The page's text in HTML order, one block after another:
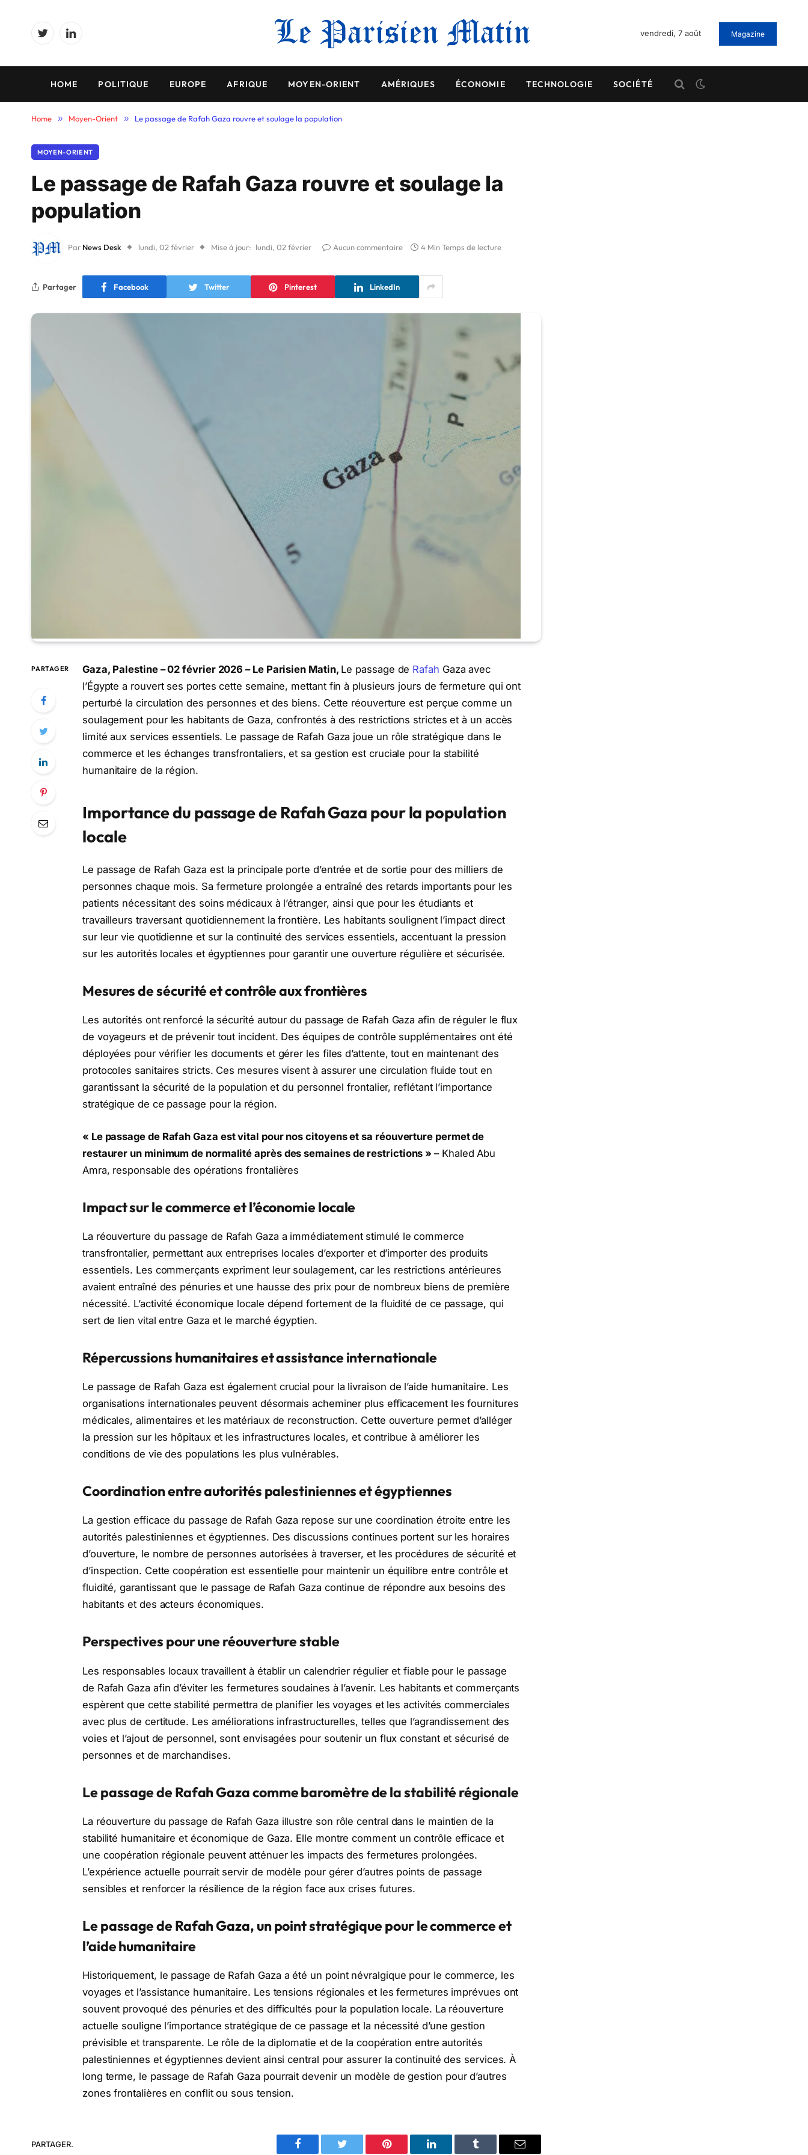
TwitterLinkedIn
vendredi, 7 août Magazine
HOME POLITIQUE EUROPE AFRIQUE MOYEN-ORIENT AMÉRIQUES ÉCONOMIE TECHNOLOGIE SOCIÉTÉ
Home » Moyen-Orient » Le passage de Rafah Gaza rouvre et soulage la population
MOYEN-ORIENT
Le passage de Rafah Gaza rouvre et soulage la
population
Par News Desk lundi, 02 février Mise à jour: lundi, 02 février Aucun commentaire 4 Min Temps de lecture
Partager Facebook Twitter Pinterest LinkedIn
PARTAGER Gaza, Palestine – 02 février 2026 – Le Parisien Matin, Le passage de Rafah Gaza avec
l’Égypte a rouvert ses portes cette semaine, mettant fin à plusieurs jours de fermeture qui ont
perturbé la circulation des personnes et des biens. Cette réouverture est perçue comme un
soulagement pour les habitants de Gaza, confrontés à des restrictions strictes et à un accès
limité aux services essentiels. Le passage de Rafah Gaza joue un rôle stratégique dans le
commerce et les échanges transfrontaliers, et sa gestion est cruciale pour la stabilité
humanitaire de la région.
Importance du passage de Rafah Gaza pour la population
locale
Le passage de Rafah Gaza est la principale porte d’entrée et de sortie pour des milliers de
personnes chaque mois. Sa fermeture prolongée a entraîné des retards importants pour les
patients nécessitant des soins médicaux à l’étranger, ainsi que pour les étudiants et
travailleurs traversant quotidiennement la frontière. Les habitants soulignent l’impact direct
sur leur vie quotidienne et sur la continuité des services essentiels, accentuant la pression
sur les autorités locales et égyptiennes pour garantir une ouverture régulière et sécurisée.
Mesures de sécurité et contrôle aux frontières
Les autorités ont renforcé la sécurité autour du passage de Rafah Gaza afin de réguler le flux
de voyageurs et de prévenir tout incident. Des équipes de contrôle supplémentaires ont été
déployées pour vérifier les documents et gérer les files d’attente, tout en maintenant des
protocoles sanitaires stricts. Ces mesures visent à assurer une circulation fluide tout en
garantissant la sécurité de la population et du personnel frontalier, reflétant l’importance
stratégique de ce passage pour la région.
« Le passage de Rafah Gaza est vital pour nos citoyens et sa réouverture permet de
restaurer un minimum de normalité après des semaines de restrictions »– Khaled Abu
Amra, responsable des opérations frontalières
Impact sur le commerce et l’économie locale
La réouverture du passage de Rafah Gaza a immédiatement stimulé le commerce
transfrontalier, permettant aux entreprises locales d’exporter et d’importer des produits
essentiels. Les commerçants expriment leur soulagement, car les restrictions antérieures
avaient entraîné des pénuries et une hausse des prix pour de nombreux biens de première
nécessité. L’activité économique locale dépend fortement de la fluidité de ce passage, qui
sert de lien vital entre Gaza et le marché égyptien.
Répercussions humanitaires et assistance internationale
Le passage de Rafah Gaza est également crucial pour la livraison de l’aide humanitaire. Les
organisations internationales peuvent désormais acheminer plus efficacement les fournitures
médicales, alimentaires et les matériaux de reconstruction. Cette ouverture permet d’alléger
la pression sur les hôpitaux et les infrastructures locales, et contribue à améliorer les
conditions de vie des populations les plus vulnérables.
Coordination entre autorités palestiniennes et égyptiennes
La gestion efficace du passage de Rafah Gaza repose sur une coordination étroite entre les
autorités palestiniennes et égyptiennes. Des discussions continues portent sur les horaires
d’ouverture, le nombre de personnes autorisées à traverser, et les procédures de sécurité et
d’inspection. Cette coopération est essentielle pour maintenir un équilibre entre contrôle et
fluidité, garantissant que le passage de Rafah Gaza continue de répondre aux besoins des
habitants et des acteurs économiques.
Perspectives pour une réouverture stable
Les responsables locaux travaillent à établir un calendrier régulier et fiable pour le passage
de Rafah Gaza afin d’éviter les fermetures soudaines à l’avenir. Les habitants et commerçants
espèrent que cette stabilité permettra de planifier les voyages et les activités commerciales
avec plus de certitude. Les améliorations infrastructurelles, telles que l’agrandissement des
voies et l’ajout de personnel, sont envisagées pour soutenir un flux constant et sécurisé de
personnes et de marchandises.
Le passage de Rafah Gaza comme baromètre de la stabilité régionale
La réouverture du passage de Rafah Gaza illustre son rôle central dans le maintien de la
stabilité humanitaire et économique de Gaza. Elle montre comment un contrôle efficace et
une coopération régionale peuvent atténuer les impacts des fermetures prolongées.
L’expérience actuelle pourrait servir de modèle pour gérer d’autres points de passage
sensibles et renforcer la résilience de la région face aux crises futures.
Le passage de Rafah Gaza, un point stratégique pour le commerce et
l’aide humanitaire
Historiquement, le passage de Rafah Gaza a été un point névralgique pour le commerce, les
voyages et l’assistance humanitaire. Les tensions régionales et les fermetures imprévues ont
souvent provoqué des pénuries et des difficultés pour la population locale. La réouverture
actuelle souligne l’importance stratégique de ce passage et la nécessité d’une gestion
prévisible et transparente. Le rôle de la diplomatie et de la coopération entre autorités
palestiniennes et égyptiennes devient ainsi central pour assurer la continuité des services. À
long terme, le passage de Rafah Gaza pourrait devenir un modèle de gestion pour d’autres
zones frontalières en conflit ou sous tension.
PARTAGER.